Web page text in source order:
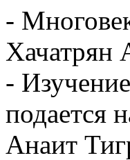
-
Хачатрян
-
подается
Анаит